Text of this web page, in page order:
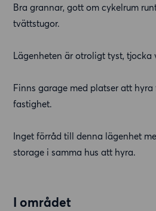
Bra grannar, gott om cykelrum
tvättstugor.
Lägenheten är otroligt tyst, tjocka
Finns garage med platser att
fastighet.
Inget förråd till denna lägenhet
storage i samma hus att hyra.
I området